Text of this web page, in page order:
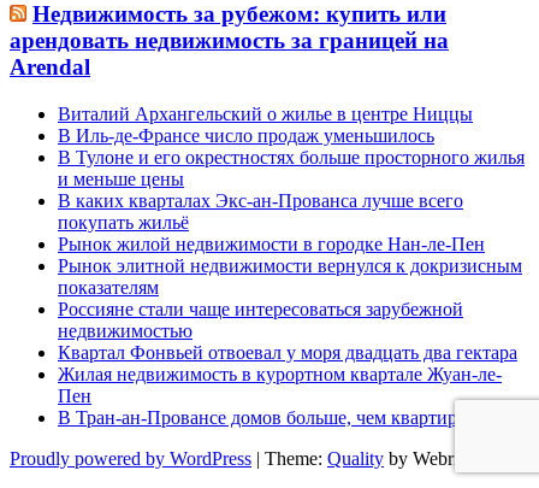
Недвижимость за рубежом: купить или
арендовать недвижимость за границей на
Arendal
Виталий Архангельский о жилье в центре Ниццы
В Иль-де-Франсе число продаж уменьшилось
В Тулоне и его окрестностях больше просторного жилья
и меньше цены
В каких кварталах Экс-ан-Прованса лучше всего
покупать жильё
Рынок жилой недвижимости в городке Нан-ле-Пен
Рынок элитной недвижимости вернулся к докризисным
показателям
Россияне стали чаще интересоваться зарубежной
недвижимостью
Квартал Фонвьей отвоевал у моря двадцать два гектара
Жилая недвижимость в курортном квартале Жуан-ле-
Пен
В Тран-ан-Провансе домов больше, чем квартир
Proudly powered by WordPress | Theme: Quality by Webriti